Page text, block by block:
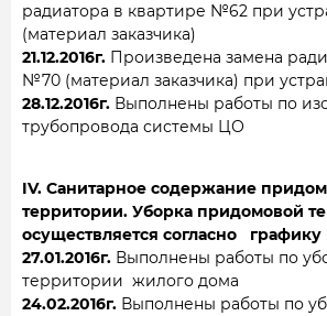
радиатора в квартире №62 при
(материал заказчика)
21.12.2016г. Произведена замена
№70 (материал заказчика) при
28.12.2016г. Выполнены работы по
трубопровода системы ЦО
IV. Санитарное содержание
территории. Уборка придомовой
осуществляется согласно графику
27.01.2016г. Выполнены работы по
территории жилого дома
24.02.2016г. Выполнены работы по